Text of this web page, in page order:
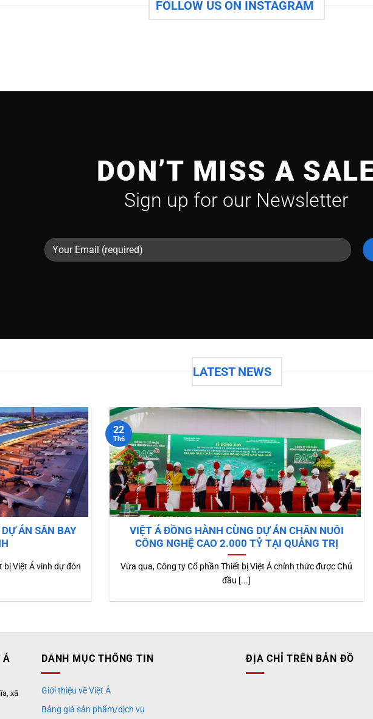
FOLLOW US ON INSTAGRAM
DON’T MISS A
Sign up for our Newsletter
LATEST NEWS
ÁN SÂN BAY
Việt Á vinh dự đón
VIỆT Á ĐỒNG HÀNH CÙNG DỰ ÁN CHĂN NUÔI
CÔNG NGHỆ CAO 2.000 TỶ TẠI QUẢNG TRỊ
Vừa qua, Công ty Cổ phần Thiết bị Việt Á chính thức được Chủ
đầu [...]
22
Th6
Á
xã
DANH MỤC THÔNG TIN
Giới thiệu về Việt Á
Bảng giá sản phẩm/dịch vụ
ĐỊA CHỈ TRÊN BẢN ĐỒ